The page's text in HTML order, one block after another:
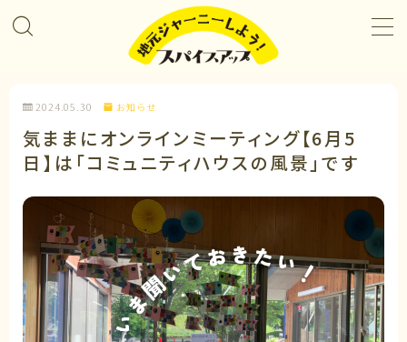
プロジェクト＆カレンダー
企業パートナー
メンバーになる
私たちについて
2024.05.30 お知らせ
気ままにオンラインミーティング【6月5
日】は「コミュニティハウスの風景」です